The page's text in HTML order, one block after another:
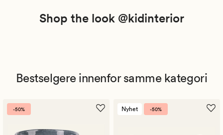
Shop the look @kidinterior
Bestselgere innenfor samme kategori
-50% Nyhet -50%